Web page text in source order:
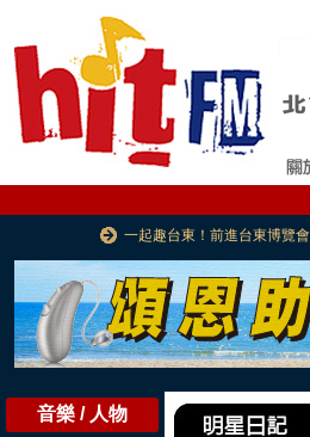
一起趣台東！前進台東博覽會
音樂 / 人物